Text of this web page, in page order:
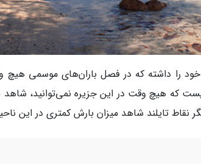
را داشته که در فصل باران‌های موسمی هیچ
که هیچ وقت در این جزیره نمی‌توانید،
تایلند شاهد میزان بارش کمتری در این